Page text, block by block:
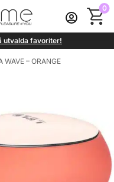
0
utvalda favoriter!
WAVE – ORANGE